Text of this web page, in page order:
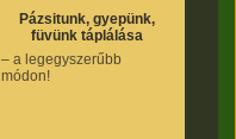
Pázsitunk, gyepünk,
füvünk táplálása
– a legegyszerűbb
módon!